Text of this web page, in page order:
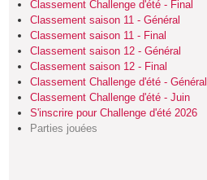
Classement Challenge d'été - Final
Classement saison 11 - Général
Classement saison 11 - Final
Classement saison 12 - Général
Classement saison 12 - Final
Classement Challenge d'été - Général
Classement Challenge d'été - Juin
S'inscrire pour Challenge d'été 2026
Parties jouées